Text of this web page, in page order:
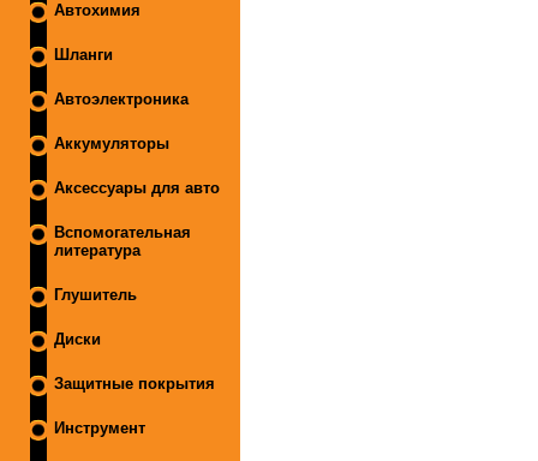
Автохимия
Шланги
Автоэлектроника
Аккумуляторы
Аксессуары для авто
Вспомогательная
литература
Глушитель
Диски
Защитные покрытия
Инструмент